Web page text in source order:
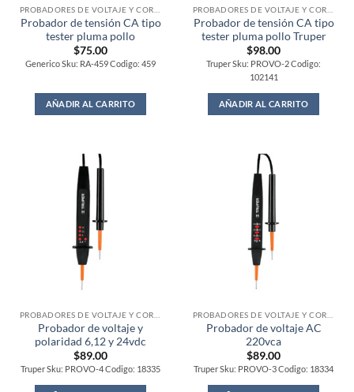
Probador de tensión CA tipo
tester pluma pollo
$75.00
Generico Sku: RA-459 Codigo: 459
AÑADIR AL CARRITO
Probador de tensión CA tipo
tester pluma pollo Truper
$98.00
Truper Sku: PROVO-2 Codigo:
102141
AÑADIR AL CARRITO
Probador de voltaje y
polaridad 6,12 y 24vdc
$89.00
Truper Sku: PROVO-4 Codigo: 18335
Probador de voltaje AC
220vca
$89.00
Truper Sku: PROVO-3 Codigo: 18334